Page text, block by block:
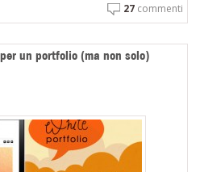
27 commenti
un portfolio (ma non solo)